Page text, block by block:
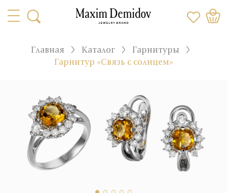
Главная Каталог
Гарнитуры
Гарнитур «Связь с солнцем»